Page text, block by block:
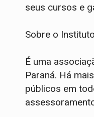
seus cursos e
Sobre o
É uma
Paraná. Há
públicos em